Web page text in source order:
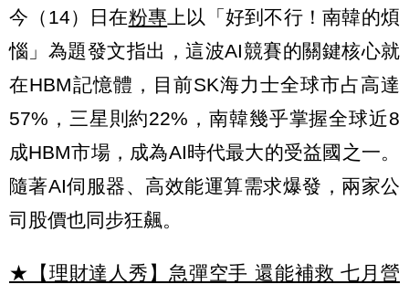
今（14）日在粉專 上以「好到不行！南韓的煩
惱」為題發文指出，這波AI競賽的關鍵核心就
在HBM記憶體，目前SK海力士全球市占高達
57%，三星則約22%，南韓幾乎掌握全球近8
成HBM市場，成為AI時代最大的受益國之一。
隨著AI伺服器、高效能運算需求爆發，兩家公
司股價也同步狂飆。
★【理財達人秀】急彈空手 還能補救 七月營